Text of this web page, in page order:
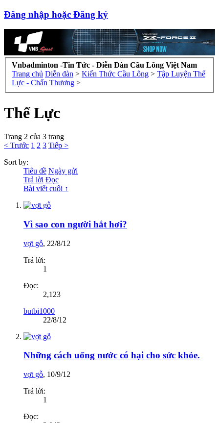
Đăng nhập hoặc Đăng ký
Vnbadminton -Tin Tức - Diễn Đàn Cầu Lông Việt Nam
Trang chủ Diễn đàn > Kiến Thức Cầu Lông > Tập Luyện Thể
Lực - Chấn Thương >
Thể Lực
Trang 2 của 3 trang
< Trước 1 2 3 Tiếp >
Sort by:
Tiêu đề Ngày gửi
Trả lời Đọc
Bài viết cuối ↑
Vì sao con người hắt hơi?
vợt gỗ, 22/8/12
Trả lời:
1
Đọc:
2,123
butbi1000
22/8/12
Những cách uống nước có hại cho sức khỏe.
vợt gỗ, 10/9/12
Trả lời:
1
Đọc: